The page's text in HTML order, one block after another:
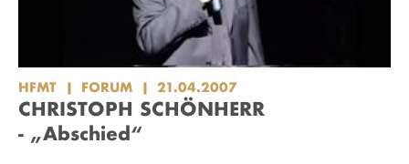
HFMT FORUM 21.04.2007
CHRISTOPH SCHÖNHERR
- „Abschied“